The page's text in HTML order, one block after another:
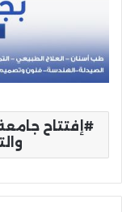
إفتتاح